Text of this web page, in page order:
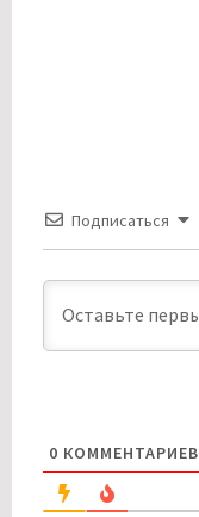
Подписаться
0 КОММЕНТАРИЕВ